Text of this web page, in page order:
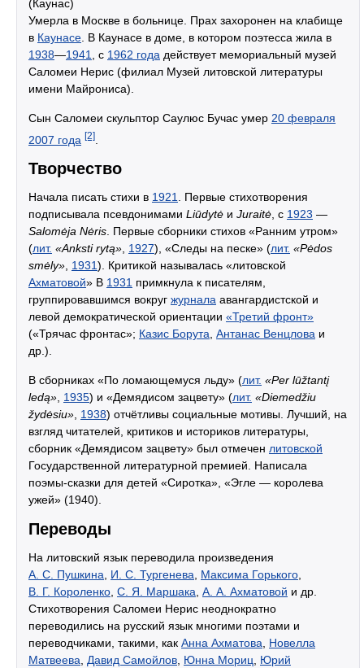
(Каунас)
Умерла в Москве в больнице. Прах захоронен на клабище
в Каунасе . В Каунасе в доме, в котором поэтесса жила в
1938—1941 , с 1962 года действует мемориальный музей
Саломеи Нерис (филиал Музей литовской литературы
имени Майрониса).
Сын Саломеи скульптор Саулюс Бучас умер 20 февраля
2007 года [2]
Творчество
Начала писать стихи в 1921. Первые стихотворения
подписывала псевдонимами Liūdytė и Juraitė, с 1923 —
Salomėja Nėris. Первые сборники стихов «Ранним утром»
(лит. «Anksti rytą», 1927), «Следы на песке» (лит. «Pėdos
smėly», 1931). Критикой называлась «литовской
Ахматовой» В 1931 примкнула к писателям,
группировавшимся вокруг журнала авангардистской и
левой демократической ориентации «Третий фронт»
(«Трячас фронтас»; Казис Борута, Антанас Венцлова и
др.).
В сборниках «По ломающемуся льду» (лит. «Per lūžtantį
ledą», 1935) и «Демядисом зацвету» (лит. «Diemedžiu
žydėsiu», 1938) отчётливы социальные мотивы. Лучший, на
взгляд читателей, критиков и историков литературы,
сборник «Демядисом зацвету» был отмечен литовской
Государственной литературной премией. Написала
поэмы-сказки для детей «Сиротка», «Эгле — королева
ужей» (1940).
Переводы
На литовский язык переводила произведения
А. С. Пушкина, И. С. Тургенева, Максима Горького,
В. Г. Короленко, С. Я. Маршака, А. А. Ахматовой и др.
Стихотворения Саломеи Нерис неоднократно
переводились на русский язык многими поэтами и
переводчиками, такими, как Анна Ахматова, Новелла
Матвеева, Давид Самойлов, Юнна Мориц, Юрий